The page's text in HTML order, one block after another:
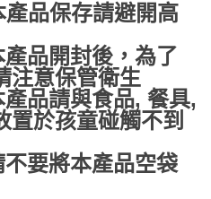
產品保存請避開高
後，為了
注意保管衛生
食品, 餐具,
置於孩童碰觸不到
產品空袋